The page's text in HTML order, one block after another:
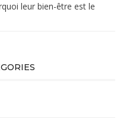
leur bien-être est le